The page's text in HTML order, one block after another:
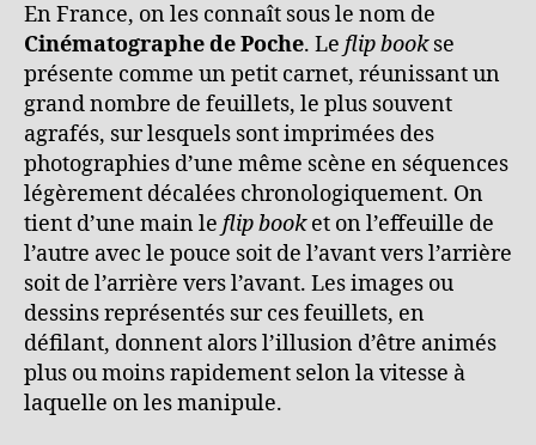
En France, on les connaît sous le nom de
Cinématographe de Poche. Le flip bookse
présente comme un petit carnet, réunissant un
grand nombre de feuillets, le plus souvent
agrafés, sur lesquels sont imprimées des
photographies d’une même scène en séquences
légèrement décalées chronologiquement. On
tient d’une main le flip booket on l’effeuille de
l’autre avec le pouce soit de l’avant versl’arrière
soit de l’arrière vers l’avant. Les images ou
dessins représentés sur ces feuillets, en
défilant, donnent alors l’illusion d’être animés
plus ou moins rapidement selon la vitesse à
laquelle on les manipule.